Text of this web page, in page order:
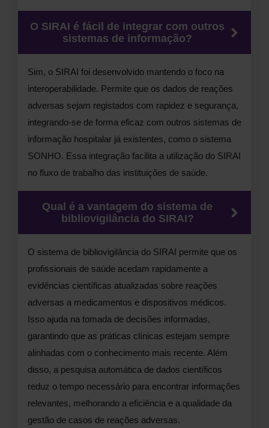
O SIRAI é fácil de integrar com outros
sistemas de informação?
Sim, o SIRAI foi desenvolvido mantendo o foco na
interoperabilidade. Permite que os dados de reações
adversas sejam registados com rapidez e segurança,
integrando-se de forma eficaz com outros sistemas de
informação hospitalar já existentes, como o sistema
SONHO. Essa integração facilita a utilização do SIRAI
no fluxo de trabalho das instituições de saúde.
Qual é a vantagem do sistema de
bibliovigilância do SIRAI?
O sistema de bibliovigilância do SIRAI permite que os
profissionais de saúde acedam rapidamente a
evidências científicas atualizadas sobre reações
adversas a medicamentos e dispositivos médicos.
Isso ajuda na tomada de decisões informadas,
garantindo que as práticas clínicas estejam sempre
alinhadas com o conhecimento mais recente. Além
disso, a pesquisa automática de dados científicos
reduz o tempo necessário para encontrar informações
relevantes, melhorando a eficiência e a qualidade da
gestão de casos de reações adversas.